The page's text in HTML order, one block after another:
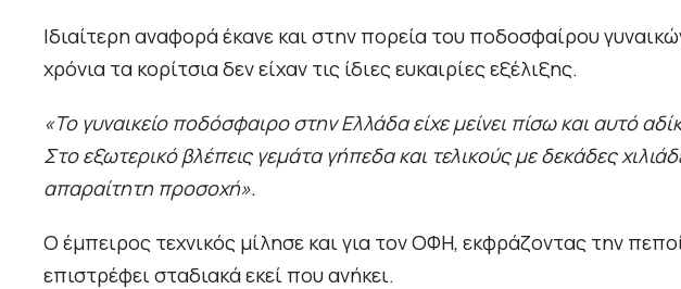
Ιδιαίτερη αναφορά έκανε και στην πορεία του ποδοσφαίρου
χρόνια τα κορίτσια δεν είχαν τις ίδιες ευκαιρίες εξέλιξης.
«Το γυναικείο ποδόσφαιρο στην Ελλάδα είχε μείνει πίσω και αυτό
Στο εξωτερικό βλέπεις γεμάτα γήπεδα και τελικούς με δεκάδες
απαραίτητη προσοχή».
Ο έμπειρος τεχνικός μίλησε και για τον ΟΦΗ, εκφράζοντας την
επιστρέφει σταδιακά εκεί που ανήκει.